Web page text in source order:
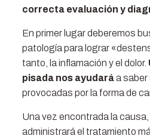
correcta evaluación y
En primer lugar deberemos
patología para lograr
tanto, la inflamación y el dolor.
pisada nos ayudaráa saber
provocadas por la forma de
Una vez encontrada la
administrará el tratamiento